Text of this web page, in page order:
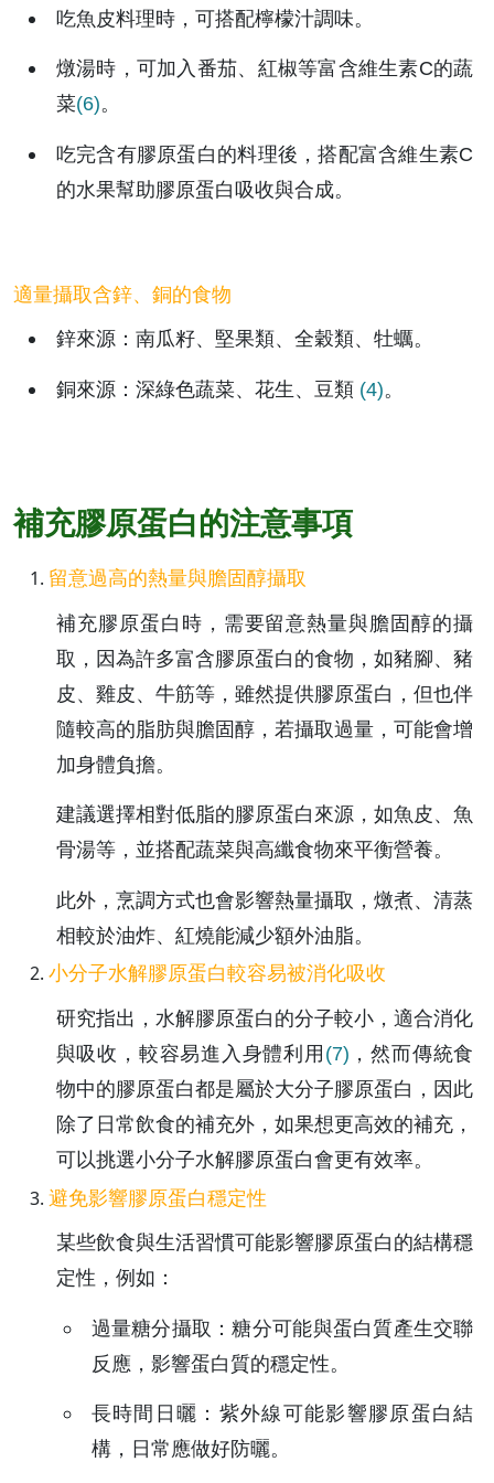
吃魚皮料理時，可搭配檸檬汁調味。
燉湯時，可加入番茄、紅椒等富含維生素C的蔬
菜(6)。
吃完含有膠原蛋白的料理後，搭配富含維生素C
的水果幫助膠原蛋白吸收與合成。
適量攝取含鋅、銅的食物
鋅來源：南瓜籽、堅果類、全穀類、牡蠣。
銅來源：深綠色蔬菜、花生、豆類 (4)。
補充膠原蛋白的注意事項
留意過高的熱量與膽固醇攝取
補充膠原蛋白時，需要留意熱量與膽固醇的攝
取，因為許多富含膠原蛋白的食物，如豬腳、豬
皮、雞皮、牛筋等，雖然提供膠原蛋白，但也伴
隨較高的脂肪與膽固醇，若攝取過量，可能會增
加身體負擔。
建議選擇相對低脂的膠原蛋白來源，如魚皮、魚
骨湯等，並搭配蔬菜與高纖食物來平衡營養。
此外，烹調方式也會影響熱量攝取，燉煮、清蒸
相較於油炸、紅燒能減少額外油脂。
小分子水解膠原蛋白較容易被消化吸收
研究指出，水解膠原蛋白的分子較小，適合消化
與吸收，較容易進入身體利用 (7) ，然而傳統食
物中的膠原蛋白都是屬於大分子膠原蛋白，因此
除了日常飲食的補充外，如果想更高效的補充，
可以挑選小分子水解膠原蛋白會更有效率。
避免影響膠原蛋白穩定性
某些飲食與生活習慣可能影響膠原蛋白的結構穩
定性，例如：
過量糖分攝取：糖分可能與蛋白質產生交聯
反應，影響蛋白質的穩定性。
長時間日曬：紫外線可能影響膠原蛋白結
構，日常應做好防曬。